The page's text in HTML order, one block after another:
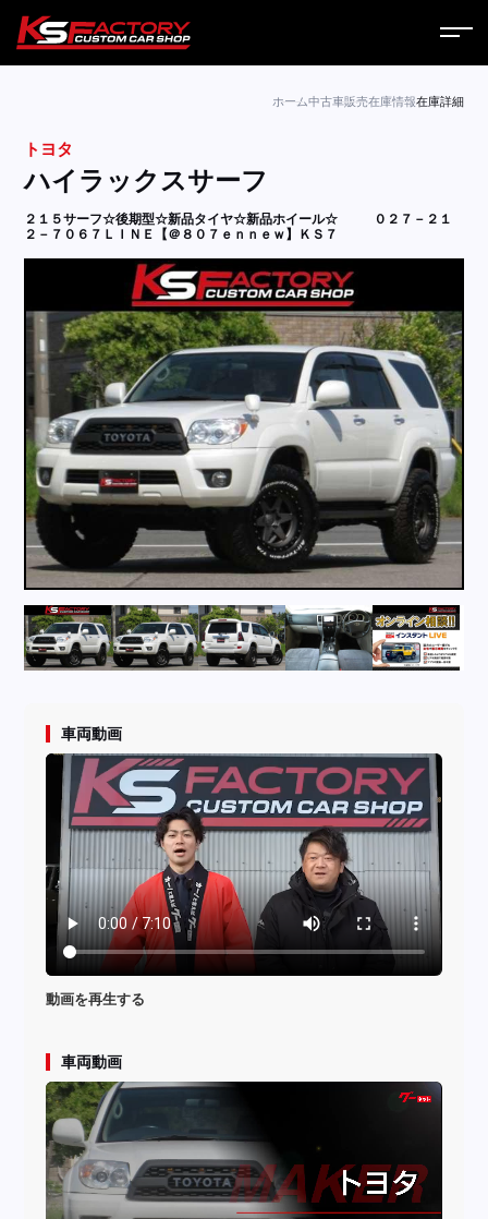
サービス
コラム
ニュース
営業日
お問い合わせ
採用情報
店舗問い合わせ
ホーム中古車販売在庫情報在庫詳細
トヨタ
ハイラックスサーフ
２１５サーフ☆後期型☆新品タイヤ☆新品ホイール☆
０２７－２１
２－７０６７ＬＩＮＥ【＠８０７ｅｎｎｅｗ】ＫＳ７
車両動画
動画を再生する
車両動画